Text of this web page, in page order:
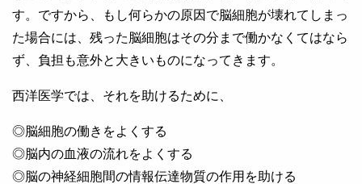
す。ですから、もし何らかの原因で脳細胞が壊れてしまっ
た場合には、残った脳細胞はその分まで働かなくてはなら
ず、負担も意外と大きいものになってきます。
西洋医学では、それを助けるために、
◎脳細胞の働きをよくする
◎脳内の血液の流れをよくする
◎脳の神経細胞間の情報伝達物質の作用を助ける